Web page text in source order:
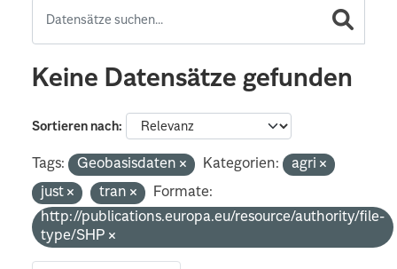
Keine Datensätze gefunden
Sortieren nach
Tags: Geobasisdaten Kategorien:
agri
just
tran
Formate:
http://publications.europa.eu/resource/authority/file-
type/SHP